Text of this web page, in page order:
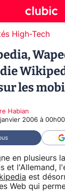
High-Tech
les
Habian
2006 à 00h00
en plusieurs
et l'Allemand,
est
Web qui